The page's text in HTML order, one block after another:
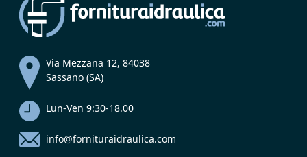
Via Mezzana 12, 84038
Sassano (SA)
Lun-Ven 9:30-18.00
info@fornituraidraulica.com